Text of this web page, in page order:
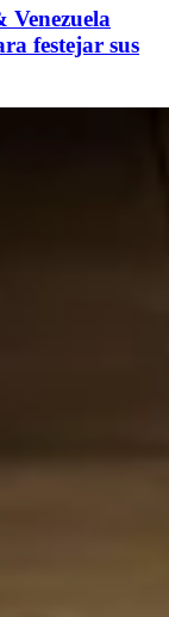
festejar sus